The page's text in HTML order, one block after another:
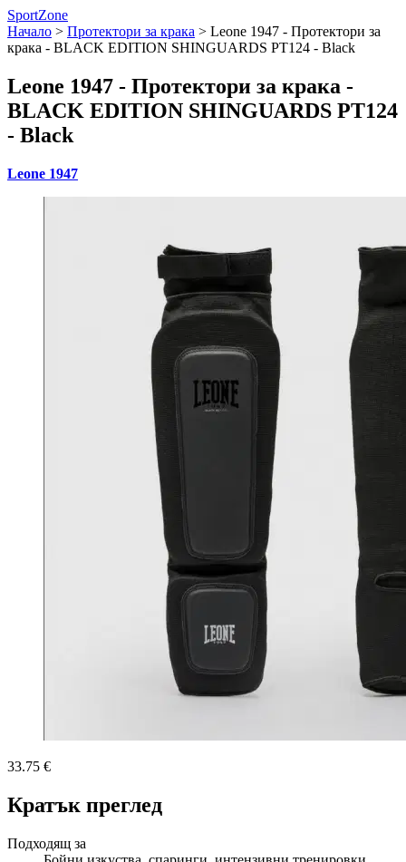
SportZone
Начало > Протектори за крака > Leone 1947 - Протектори за
крака - BLACK EDITION SHINGUARDS PT124 - Black
Leone 1947 - Протектори за крака -
BLACK EDITION SHINGUARDS PT124
- Black
Leone 1947
33.75 €
Кратък преглед
Подходящ за